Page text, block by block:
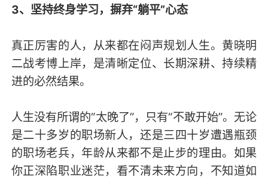
3、坚持终身学习，摒弃“躺平”心态
真正厉害的人，从来都在闷声规划人生。黄晓明
二战考博上岸，是清晰定位、长期深耕、持续精
进的必然结果。
人生没有所谓的“太晚了”，只有“不敢开始”。无论
是二十多岁的职场新人，还是三四十岁遭遇瓶颈
的职场老兵，年龄从来都不是止步的理由。如果
你正深陷职业迷茫，看不清未来方向，不知道如